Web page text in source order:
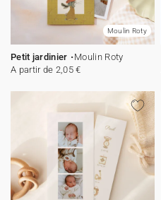
Moulin Roty
Petit jardinier
Moulin Roty
A partir de 2,05 €